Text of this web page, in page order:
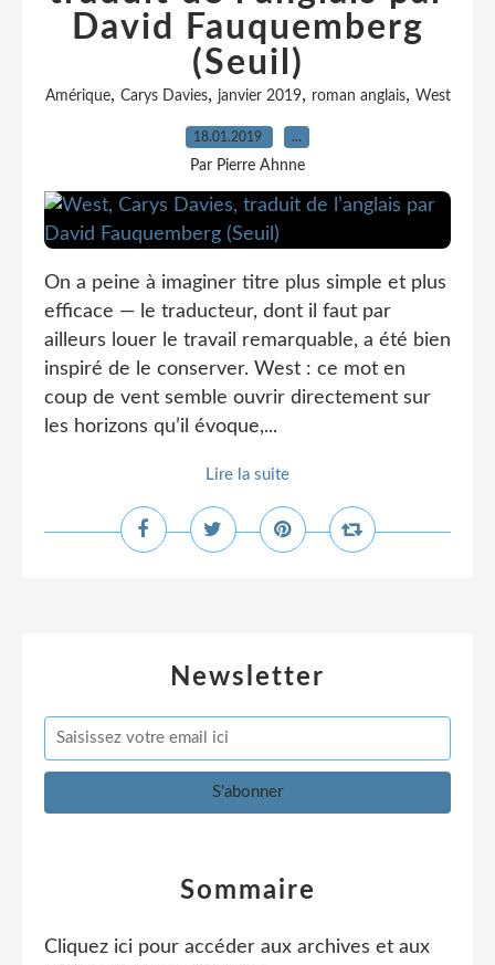
David Fauquemberg
(Seuil)
Amérique, Carys Davies, janvier 2019, roman anglais, West
18.01.2019 …
Par Pierre Ahnne
On a peine à imaginer titre plus simple et plus
efficace — le traducteur, dont il faut par
ailleurs louer le travail remarquable, a été bien
inspiré de le conserver. West : ce mot en
coup de vent semble ouvrir directement sur
les horizons qu’il évoque,...
Lire la suite
Newsletter
Sommaire
Cliquez ici pour accéder aux archives et aux